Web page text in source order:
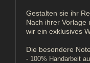
Gestalten sie ihr
Nach ihrer Vorlage
wir ein exklusives
Die besondere
- 100% Handarbeit